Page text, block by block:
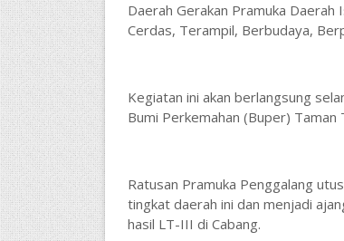
Daerah Gerakan Pramuka
Cerdas, Terampil, Berbudaya,
Kegiatan ini akan berlangsung
Bumi Perkemahan (Buper) Taman
Ratusan Pramuka Penggalang
tingkat daerah ini dan menjadi
hasil LT-III di Cabang.